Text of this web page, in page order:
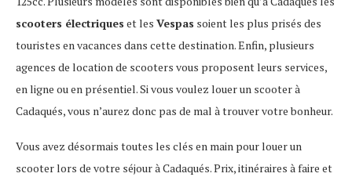
scooters électriques et les Vespas soient les plus prisés des
touristes en vacances dans cette destination. Enfin, plusieurs
agences de location de scooters vous proposent leurs services,
en ligne ou en présentiel. Si vous voulez louer un scooter à
Cadaqués, vous n’aurez donc pas de mal à trouver votre bonheur.
Vous avez désormais toutes les clés en main pour louer un
scooter lors de votre séjour à Cadaqués. Prix, itinéraires à faire et